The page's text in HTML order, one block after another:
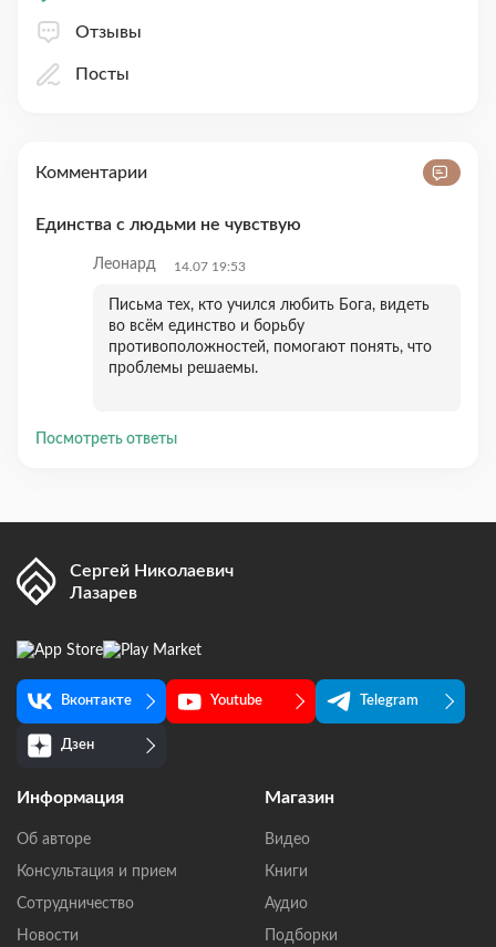
Отзывы
Посты
Комментарии
Единства с людьми не чувствую
Леонард 14.07 19:53
Письма тех, кто учился любить Бога, видеть
во всём единство и борьбу
противоположностей, помогают понять, что
проблемы решаемы.
Посмотреть ответы
Сергей Николаевич
Лазарев
Вконтакте Youtube Telegram
Дзен
Информация
Об авторе
Консультация и прием
Сотрудничество
Новости
Магазин
Видео
Книги
Аудио
Подборки